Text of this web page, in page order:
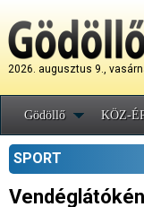
2026. augusztus 9.,
Gödöllő KÖZ-
SPORT